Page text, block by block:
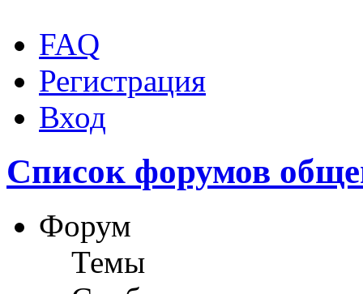
FAQ
Регистрация
Вход
Список форумов
Форум
Темы